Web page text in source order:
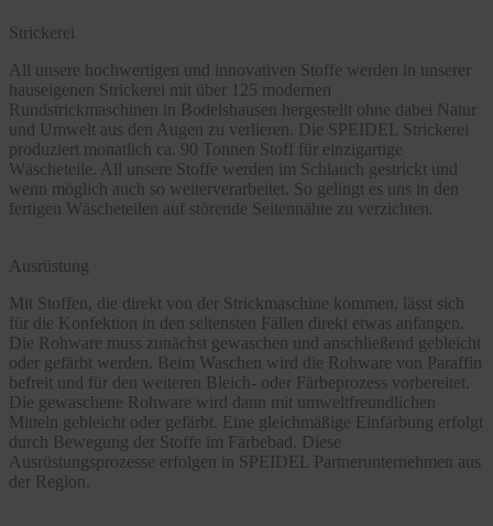
Strickerei
All unsere hochwertigen und innovativen Stoffe werden in unserer
hauseigenen Strickerei mit über 125 modernen
Rundstrickmaschinen in Bodelshausen hergestellt ohne dabei Natur
und Umwelt aus den Augen zu verlieren. Die SPEIDEL Strickerei
produziert monatlich ca. 90 Tonnen Stoff für einzigartige
Wäscheteile. All unsere Stoffe werden im Schlauch gestrickt und
wenn möglich auch so weiterverarbeitet. So gelingt es uns in den
fertigen Wäscheteilen auf störende Seitennähte zu verzichten.
Ausrüstung
Mit Stoffen, die direkt von der Strickmaschine kommen, lässt sich
für die Konfektion in den seltensten Fällen direkt etwas anfangen.
Die Rohware muss zunächst gewaschen und anschließend gebleicht
oder gefärbt werden. Beim Waschen wird die Rohware von Paraffin
befreit und für den weiteren Bleich- oder Färbeprozess vorbereitet.
Die gewaschene Rohware wird dann mit umweltfreundlichen
Mitteln gebleicht oder gefärbt. Eine gleichmäßige Einfärbung erfolgt
durch Bewegung der Stoffe im Färbebad. Diese
Ausrüstungsprozesse erfolgen in SPEIDEL Partnerunternehmen aus
der Region.